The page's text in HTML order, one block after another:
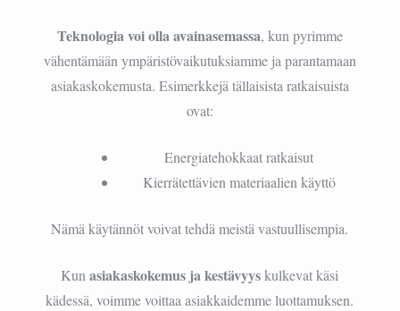
Teknologia voi olla avainasemassa, kun pyrimme
vähentämään ympäristövaikutuksiamme ja parantamaan
asiakaskokemusta. Esimerkkejä tällaisista ratkaisuista
ovat:
Energiatehokkaat ratkaisut
Kierrätettävien materiaalien käyttö
Nämä käytännöt voivat tehdä meistä vastuullisempia.
Kunasiakaskokemus ja kestävyyskulkevat käsi
kädessä, voimme voittaa asiakkaidemme luottamuksen.